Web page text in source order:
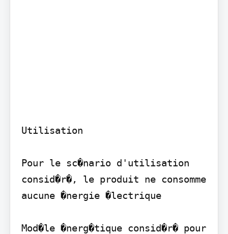
Utilisation
Pour le sc�nario d'utilisation
consid�r�, le produit ne consomme
aucune �nergie �lectrique
Mod�le �nerg�tique consid�r� pour